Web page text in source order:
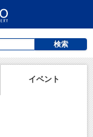
検索
イベント